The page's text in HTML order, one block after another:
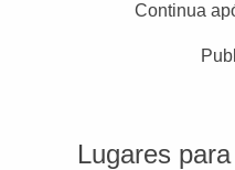
Continua
Lugares